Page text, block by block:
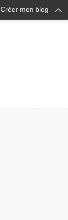
Créer mon blog